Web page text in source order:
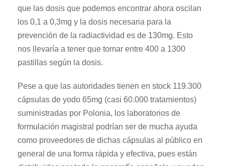
que las dosis que podemos encontrar ahora oscilan
los 0,1 a 0,3mg y la dosis necesaria para la
prevención de la radiactividad es de 130mg. Esto
nos llevaría a tener que tomar entre 400 a 1300
pastillas según la dosis.
Pese a que las autoridades tienen en stock 119.300
cápsulas de yodo 65mg (casi 60.000 tratamientos)
suministradas por Polonia, los laboratorios de
formulación magistral podrían ser de mucha ayuda
como proveedores de dichas cápsulas al público en
general de una forma rápida y efectiva, pues están